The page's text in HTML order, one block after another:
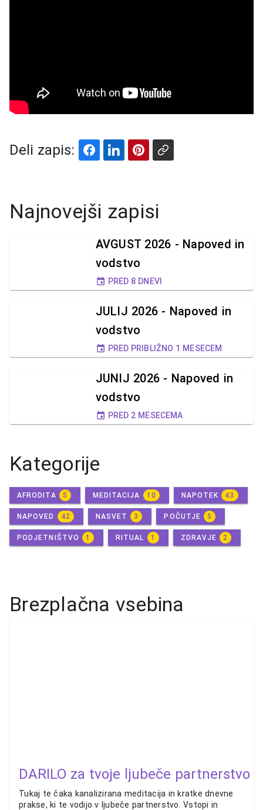
Deli zapis:
Najnovejši zapisi
AVGUST 2026 - Napoved in
vodstvo
PRED 8 DNEVI
JULIJ 2026 - Napoved in
vodstvo
PRED PRIBLIŽNO 1 MESECEM
JUNIJ 2026 - Napoved in
vodstvo
PRED 2 MESECEMA
Kategorije
AFRODITA 5 MEDITACIJA 10 NAPOTEK 43
NAPOVED 42 NASVET 3 POČUTJE 5
PODJETNIŠTVO 1 RITUAL 1 ZDRAVJE 2
Brezplačna vsebina
DARILO za tvoje ljubeče partnerstvo
Tukaj te čaka kanalizirana meditacija in kratke dnevne
prakse, ki te vodijo v ljubeče partnerstvo. Vstopi in